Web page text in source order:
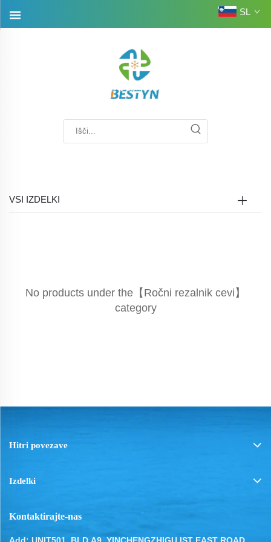
SL
VSI IZDELKI
No products under the【Ročni rezalnik cevi】
category
Hitri povezave
Izdelki
Kontaktirajte-nas